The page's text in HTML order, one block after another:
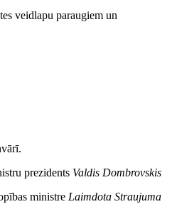
veidlapu paraugiem un
prezidents Valdis Dombrovskis
ministre Laimdota Straujuma